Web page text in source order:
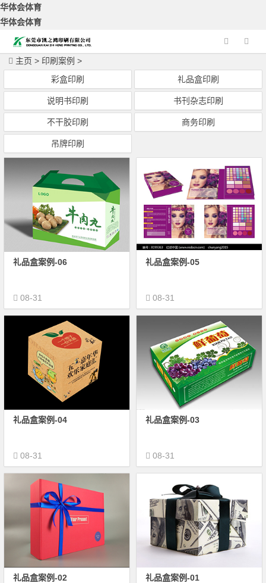
华体会体育
华体会体育
主页 > 印刷案例 >
彩盒印刷
礼品盒印刷
说明书印刷 书刊杂志印刷
不干胶印刷 商务印刷
吊牌印刷
礼品盒案例-06
08-31
礼品盒案例-05
08-31
礼品盒案例-04
08-31
礼品盒案例-03
08-31
礼品盒案例-02 礼品盒案例-01